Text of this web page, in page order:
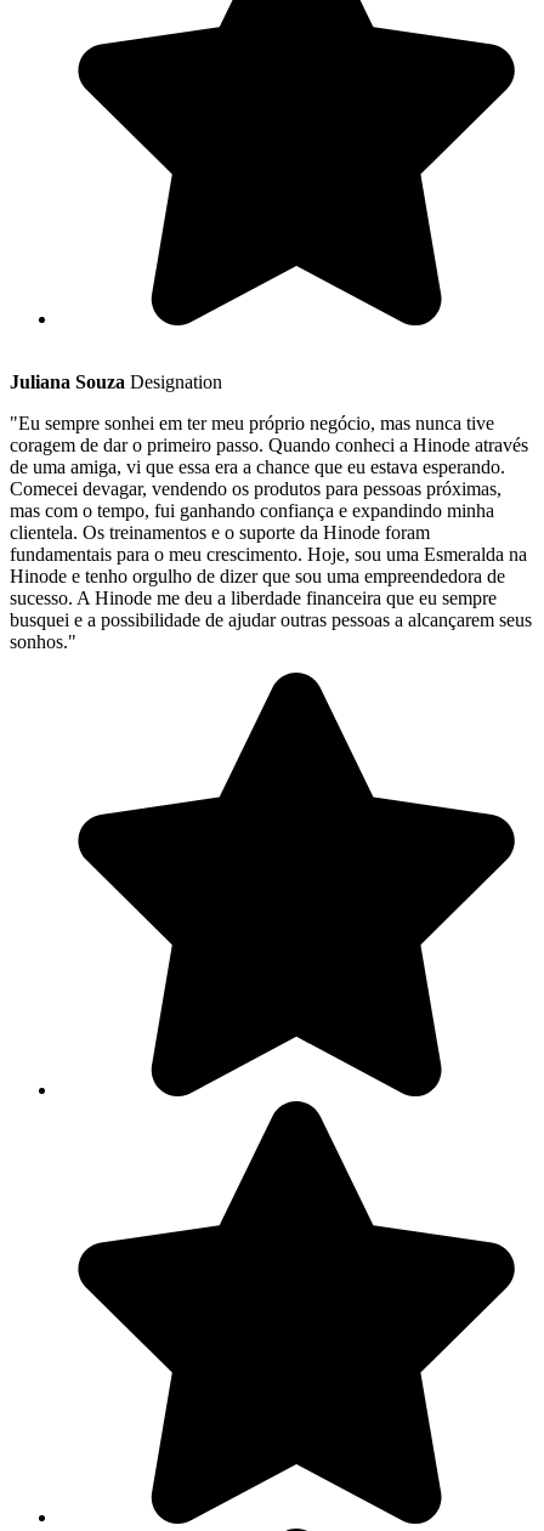
Juliana Souza Designation
"Eu sempre sonhei em ter meu próprio negócio, mas nunca tive
coragem de dar o primeiro passo. Quando conheci a Hinode através
de uma amiga, vi que essa era a chance que eu estava esperando.
Comecei devagar, vendendo os produtos para pessoas próximas,
mas com o tempo, fui ganhando confiança e expandindo minha
clientela. Os treinamentos e o suporte da Hinode foram
fundamentais para o meu crescimento. Hoje, sou uma Esmeralda na
Hinode e tenho orgulho de dizer que sou uma empreendedora de
sucesso. A Hinode me deu a liberdade financeira que eu sempre
busquei e a possibilidade de ajudar outras pessoas a alcançarem seus
sonhos."